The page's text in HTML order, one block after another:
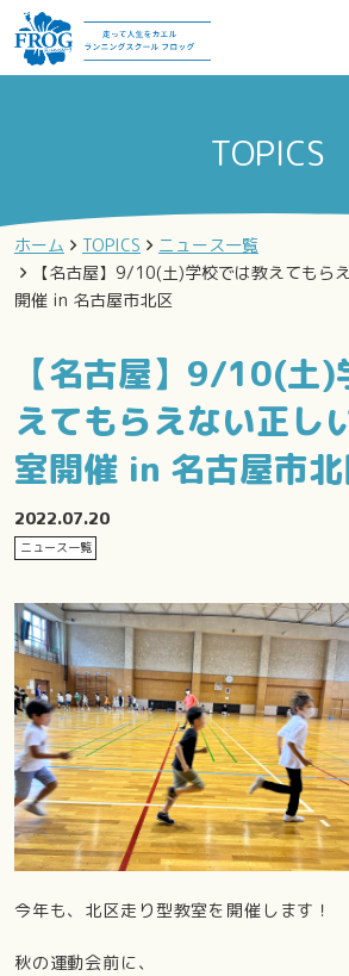
TOPICS
ホーム TOPICS
ニュース一覧
【名古屋】9/10(土)学校では教えてもら
開催 in 名古屋市北区
【名古屋】9/10(土)
えてもらえない正し
室開催 in 名古屋市
2022.07.20
ニュース一覧
今年も、北区走り型教室を開催します！
秋の運動会前に、